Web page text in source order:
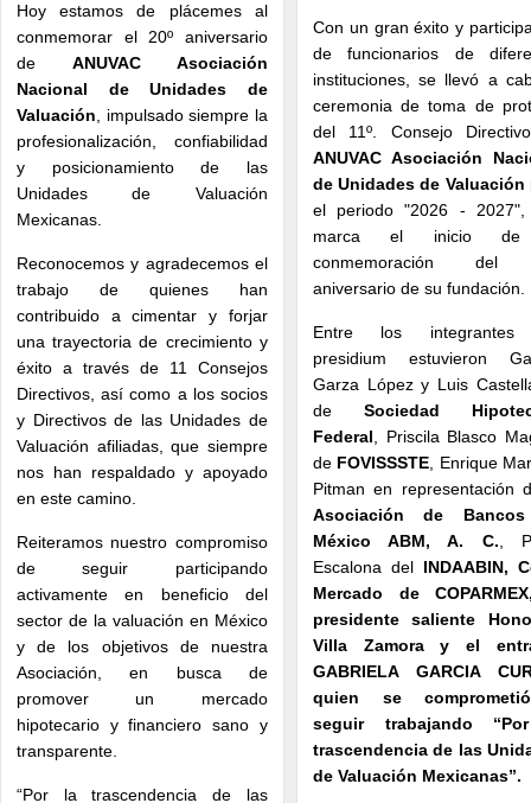
Hoy estamos de plácemes al
conmemorar el 20º aniversario
de ANUVAC Asociación
Nacional de Unidades de
Valuación , impulsado siempre la
profesionalización, confiabilidad
y posicionamiento de las
Unidades de Valuación
Mexicanas.
Reconocemos y agradecemos el
trabajo de quienes han
contribuido a cimentar y forjar
una trayectoria de crecimiento y
éxito a través de 11 Consejos
Directivos, así como a los socios
y Directivos de las Unidades de
Valuación afiliadas, que siempre
nos han respaldado y apoyado
en este camino.
Reiteramos nuestro compromiso
de seguir participando
activamente en beneficio del
sector de la valuación en México
y de los objetivos de nuestra
Asociación, en busca de
promover un mercado
hipotecario y financiero sano y
transparente.
“Por la trascendencia de las
Con un gran éxito y
de funcionarios de
instituciones, se llevó a
ceremonia de toma de
del 11º. Consejo
ANUVAC Asociación
de Unidades de Valuación
el periodo "2026 - 2027",
marca el inicio
conmemoración del
aniversario de su fundación.
Entre los integrantes
presidium estuvieron
Garza López y Luis
de Sociedad
Federal , Priscila Blasco
de FOVISSSTE , Enrique
Pitman en representación
Asociación de
México ABM, A. C. ,
Escalona del INDAABIN,
Mercado deCOPARMEX
presidente saliente
Villa Zamoray el
GABRIELA GARCIA
quien se
seguir trabajando
trascendencia de las
de Valuación Mexicanas”.